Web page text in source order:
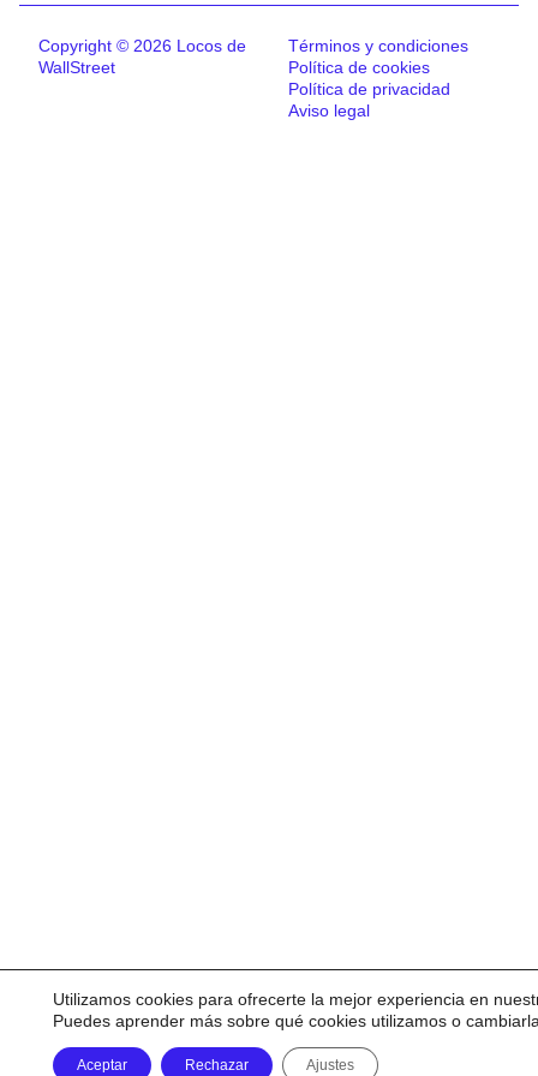
Copyright © 2026 Locos de
WallStreet
Términos y condiciones
Política de cookies
Política de privacidad
Aviso legal
Utilizamos cookies para ofrecerte la mejor experiencia en
Puedes aprender más sobre qué cookies utilizamos o
Aceptar Rechazar Ajustes